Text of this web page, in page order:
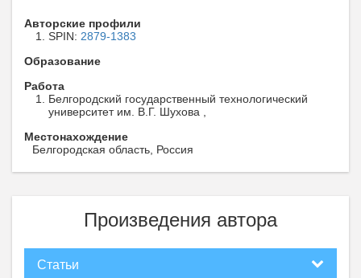
Авторские профили
SPIN: 2879-1383
Образование
Работа
Белгородский государственный технологический
университет им. В.Г. Шухова ,
Местонахождение
Белгородская область, Россия
Произведения автора
Статьи